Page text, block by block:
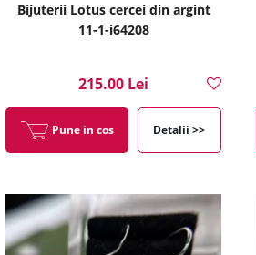
Bijuterii Lotus cercei din argint
11-1-i64208
215.00 Lei
Pune in cos Detalii >>